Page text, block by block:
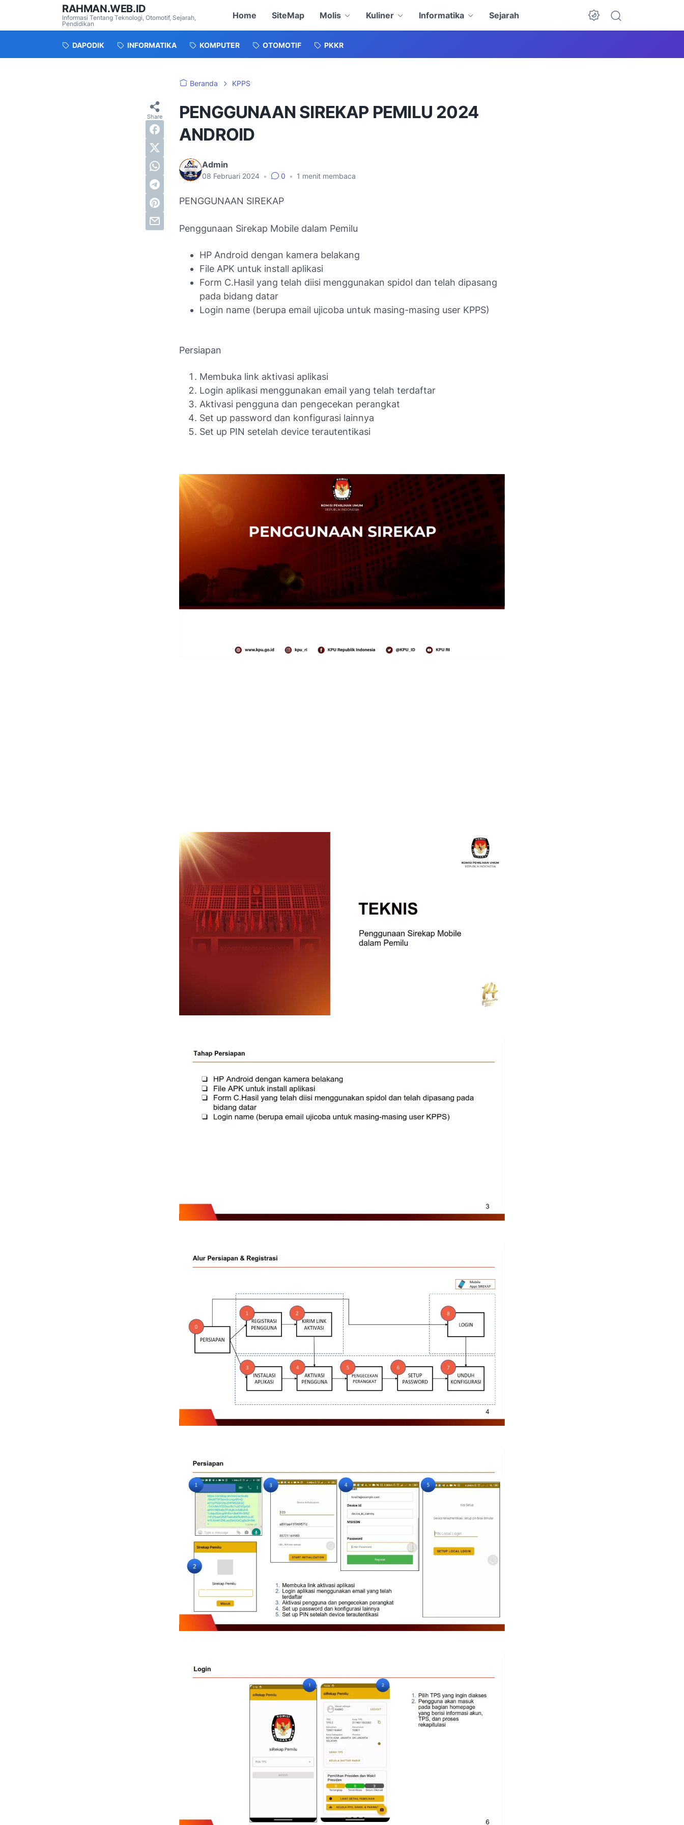
RAHMAN.WEB.ID
Informasi Tentang Teknologi, Otomotif, Sejarah,
Pendidikan
Home SiteMap Molis Kuliner Informatika Sejarah
Dark Mode
DAPODIK INFORMATIKA KOMPUTER OTOMOTIF PKKR
Beranda KPPS
PENGGUNAAN SIREKAP PEMILU 2024
ANDROID
Admin
08 Februari 2024 • 0 • 1 menit membaca
PENGGUNAAN SIREKAP
Penggunaan Sirekap Mobile dalam Pemilu
HP Android dengan kamera belakang
File APK untuk install aplikasi
Form C.Hasil yang telah diisi menggunakan spidol dan telah dipasang
pada bidang datar
Login name (berupa email ujicoba untuk masing-masing user KPPS)
Persiapan
Membuka link aktivasi aplikasi
Login aplikasi menggunakan email yang telah terdaftar
Aktivasi pengguna dan pengecekan perangkat
Set up password dan konfigurasi lainnya
Set up PIN setelah device terautentikasi